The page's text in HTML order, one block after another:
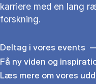
karriere med en lang
forskning.
Deltag i vores events
Få ny viden og
Læs mere om vores